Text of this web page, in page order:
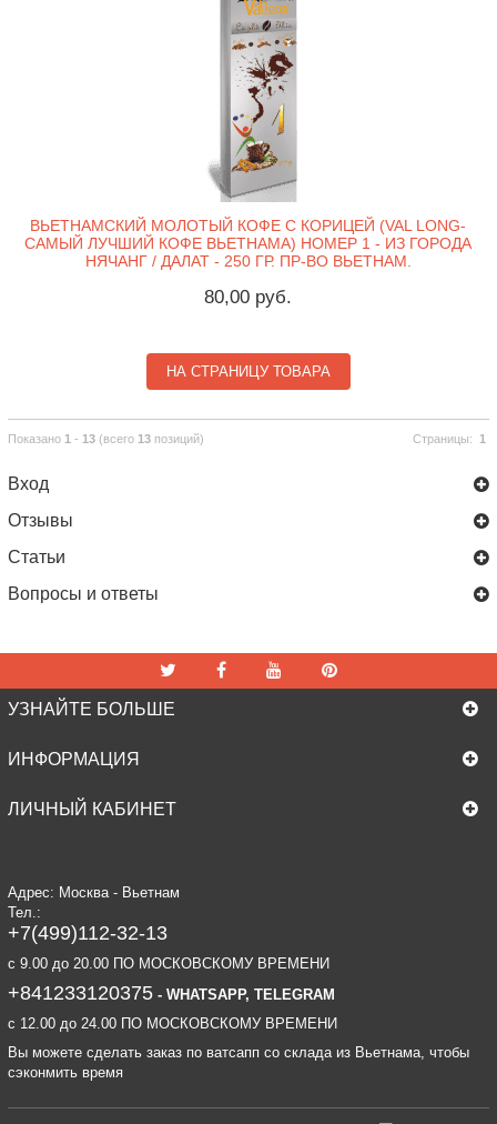
ВЬЕТНАМСКИЙ МОЛОТЫЙ КОФЕ С КОРИЦЕЙ (VAL LONG-
САМЫЙ ЛУЧШИЙ КОФЕ ВЬЕТНАМА) НОМЕР 1 - ИЗ ГОРОДА
НЯЧАНГ / ДАЛАТ - 250 ГР. ПР-ВО ВЬЕТНАМ.
80,00 руб.
НА СТРАНИЦУ ТОВАРА
Страницы: 1
Показано 1 - 13(всего 13позиций)
Вход
Отзывы
Статьи
Вопросы и ответы
УЗНАЙТЕ БОЛЬШЕ
ИНФОРМАЦИЯ
ЛИЧНЫЙ КАБИНЕТ
Адрес: Москва - Вьетнам
Тел.:
+7(499)112-32-13
c 9.00 до 20.00 ПО МОСКОВСКОМУ ВРЕМЕНИ
+841233120375- WHATSAPP, TELEGRAM
c 12.00 до 24.00 ПО МОСКОВСКОМУ ВРЕМЕНИ
Вы можете сделать заказ по ватсапп со склада из Вьетнама, чтобы
сэконмить время